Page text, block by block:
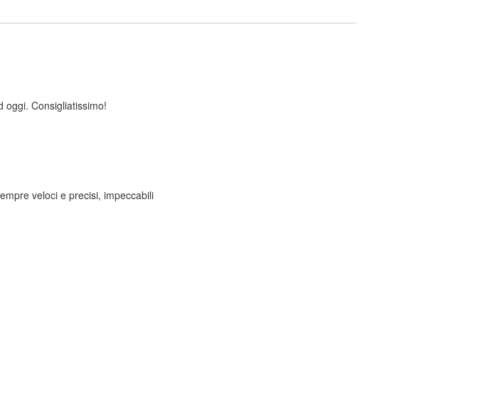
oggi. Consigliatissimo!
veloci e precisi, impeccabili